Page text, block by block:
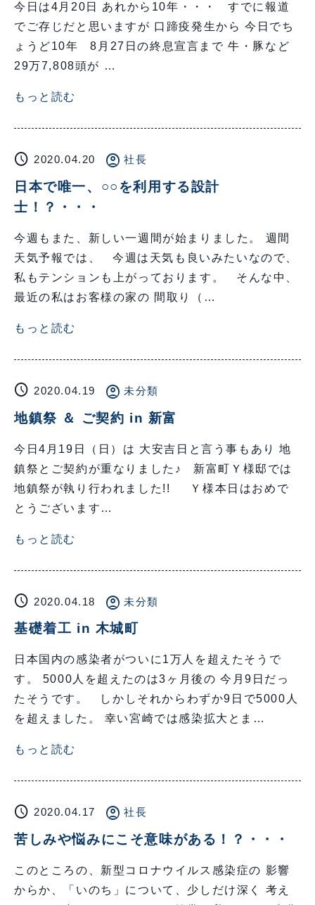
今日は4月20日 あれから10年・・・ すでに報道
でご存じだと思いますが 口蹄疫発生から 今日でち
ょうど10年 8月27日の終息宣言まで 牛・豚など
29万7,808頭が …
もっと読む
schedule 2020.04.20 account_circle 社長
日本で唯一、○○を利用する設計
士！？・・・
今週もまた、新しい一週間が始まりました。 週間
天気予報では、 今週は天気も良いみたいなので、
私もテンションも上がっております。 そんな中、
最近の私はお客様の家の 間取り（…
もっと読む
schedule 2020.04.19 account_circle 未分類
地鎮祭 ＆ ご契約 in 新富
今日4月19日（日）は 大安吉日と言う事もあり 地
鎮祭とご契約が重なりました♪ 新富町Ｙ様邸では
地鎮祭が執り行われました!! Ｙ様本日はおめで
とうございます…
もっと読む
schedule 2020.04.18 account_circle 未分類
基礎着工 in 木城町
日本国内の感染者がついに1万人を超えたそうで
す。 5000人を超えたのは3ヶ月後の 今月9日だっ
たそうです。 しかしそれからわずか9日で5000人
を超えました。 幸い宮崎では感染拡大とま…
もっと読む
schedule 2020.04.17 account_circle 社長
苦しみや悩みにこそ意味がある！？・・・
このところの、新型コロナウイルス感染症の 影響
からか、「いのち」について、少しだけ深く 考え